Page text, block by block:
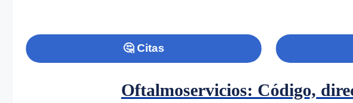
🤔 Citas
Oftalmoservicios: Código,